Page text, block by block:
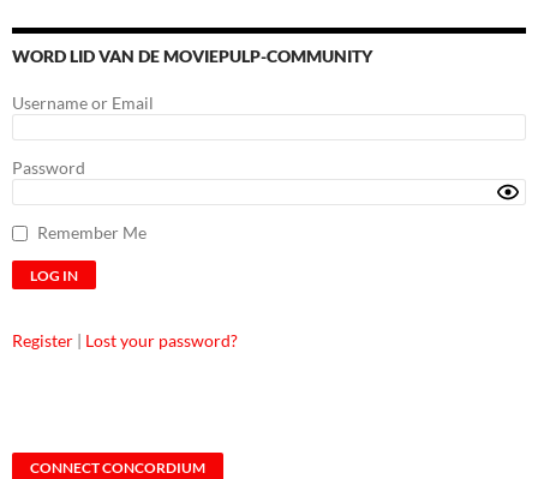
WORD LID VAN DE MOVIEPULP-COMMUNITY
Username or Email
Password
Remember Me
Register | Lost your password?
CONNECT CONCORDIUM